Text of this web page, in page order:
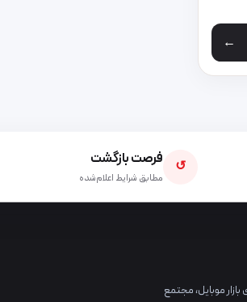
↺ فرصت بازگشت
مطابق شرایط اعلام‌شده
موبایل، مجتمع